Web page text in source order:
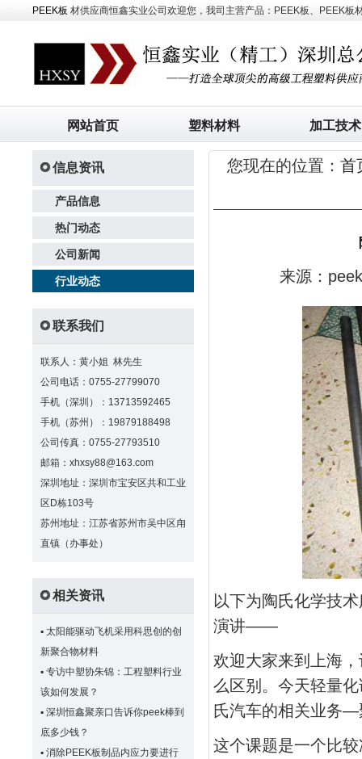
PEEK板 材供应商恒鑫实业公司欢迎您，我司主营产品：PEEK板、PEEK板
网站首页 塑料材料 加工技术
信息资讯
产品信息
热门动态
公司新闻
行业动态
联系我们
联系人：黄小姐 林先生
公司电话：0755-27799070
手机（深圳）：13713592465
手机（苏州）：19879188498
公司传真：0755-27793510
邮箱：xhxsy88@163.com
深圳地址：深圳市宝安区共和工业
区D栋103号
苏州地址：江苏省苏州市吴中区甪
直镇（办事处）
相关资讯
▪ 太阳能驱动飞机采用科思创的创
新聚合物材料
▪ 专访中塑协朱锦：工程塑料行业
该如何发展？
▪ 深圳恒鑫聚亲口告诉你peek棒到
底多少钱？
▪ 消除PEEK板制品内应力要进行
您现在的位置： 首
来源：
以下为陶氏化学技
演讲——
欢迎大家来到上海
么区别。今天轻量
氏汽车的相关业务—
这个课题是一个比